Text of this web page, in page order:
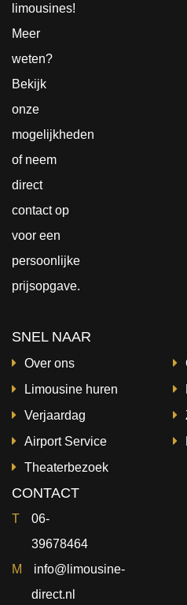
limousines!
Meer
weten?
Bekijk
onze
mogelijkheden
of neem
direct
contactop
voor een
persoonlijke
prijsopgave.
SNEL NAAR
Over ons
Limousine huren
Verjaardag
Airport Service
Theaterbezoek
CONTACT
T
06-
39678464
M
info@limousine-
direct.nl